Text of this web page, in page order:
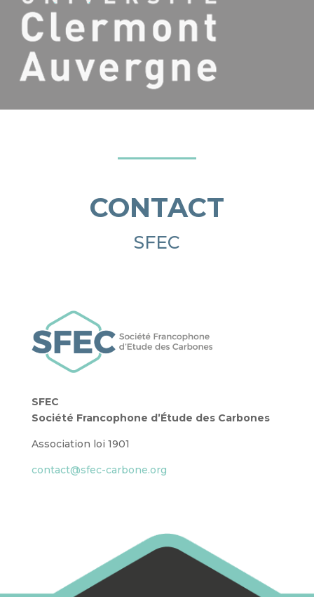
CONTACT
SFEC
SFEC
Société Francophone d’Étude des Carbones
Association loi 1901
contact@sfec-carbone.org